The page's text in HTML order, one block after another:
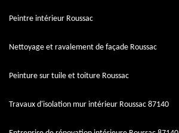
Peintre intérieur Roussac
Nettoyage et ravalement de façade Roussac
Peinture sur tuile et toiture Roussac
Travaux d'isolation mur intérieur Roussac 87140